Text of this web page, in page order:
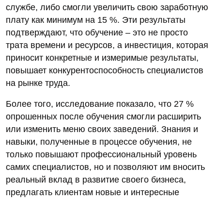
службе, либо смогли увеличить свою заработную
плату как минимум на 15 %. Эти результаты
подтверждают, что обучение – это не просто
трата времени и ресурсов, а инвестиция, которая
приносит конкретные и измеримые результаты,
повышает конкурентоспособность специалистов
на рынке труда.
Более того, исследование показало, что 27 %
опрошенных после обучения смогли расширить
или изменить меню своих заведений. Знания и
навыки, полученные в процессе обучения, не
только повышают профессиональный уровень
самих специалистов, но и позволяют им вносить
реальный вклад в развитие своего бизнеса,
предлагать клиентам новые и интересные